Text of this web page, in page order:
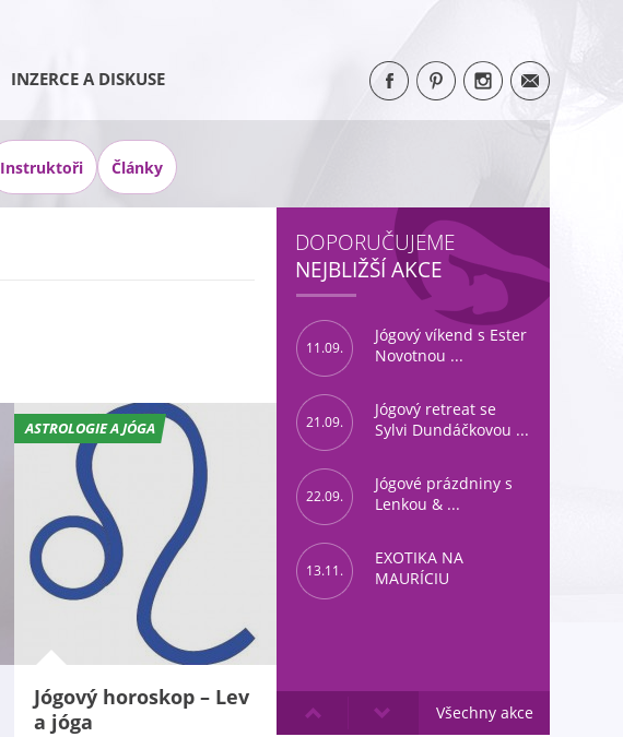
INZERCE A DISKUSE
Instruktoři Články
ASTROLOGIE A JÓGA
Jógový horoskop – Lev
a jóga
DOPORUČUJEME
NEJBLIŽŠÍ AKCE
11.09.
Jógový víkend s Ester
Novotnou ...
21.09.
Jógový retreat se
Sylvi Dundáčkovou ...
22.09.
Jógové prázdniny s
Lenkou & ...
13.11.
EXOTIKA NA
MAURÍCIU
Všechny akce